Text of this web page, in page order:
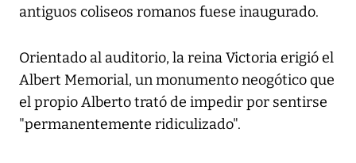
antiguos coliseos romanos fuese inaugurado.
Orientado al auditorio, la reina Victoria erigió el
Albert Memorial, un monumento neogótico que
el propio Alberto trató de impedir por sentirse
"permanentemente ridiculizado".